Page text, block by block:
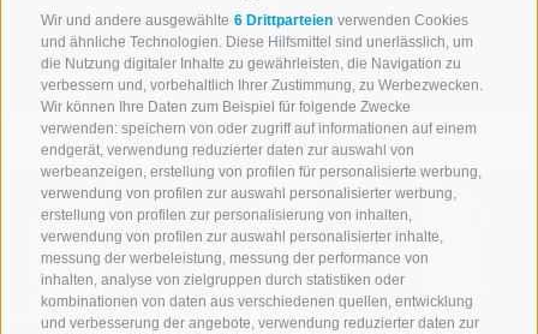
Wir und andere ausgewählte 6 Drittparteien verwenden Cookies
und ähnliche Technologien. Diese Hilfsmittel sind unerlässlich, um
die Nutzung digitaler Inhalte zu gewährleisten, die Navigation zu
verbessern und, vorbehaltlich Ihrer Zustimmung, zu Werbezwecken.
Wir können Ihre Daten zum Beispiel für folgende Zwecke
verwenden: speichern von oder zugriff auf informationen auf einem
endgerät, verwendung reduzierter daten zur auswahl von
werbeanzeigen, erstellung von profilen für personalisierte werbung,
verwendung von profilen zur auswahl personalisierter werbung,
erstellung von profilen zur personalisierung von inhalten,
verwendung von profilen zur auswahl personalisierter inhalte,
messung der werbeleistung, messung der performance von
inhalten, analyse von zielgruppen durch statistiken oder
kombinationen von daten aus verschiedenen quellen, entwicklung
und verbesserung der angebote, verwendung reduzierter daten zur
ALPINER HOCHGENUSS MIT FLAIR